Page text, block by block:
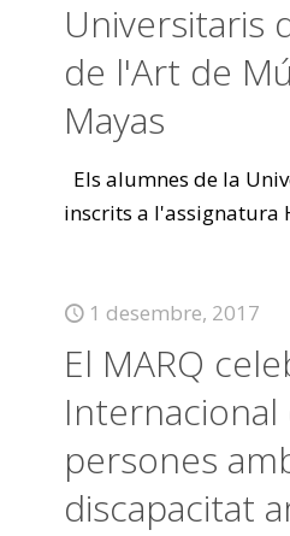
Universitaris
de l'Art de
Mayas
Els alumnes de la
inscrits a l'assignatura
1 desembre, 2017
El MARQ
Internacional
persones
discapacitat